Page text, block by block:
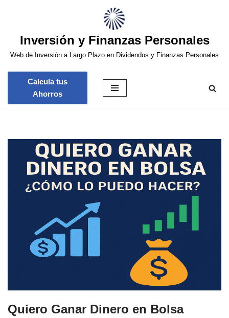
contenido
Inversión y Finanzas Personales
Web de Inversión a Largo Plazo en Dividendos y Finanzas Personales
Calcula tus
Ahorros
Quiero Ganar Dinero en Bolsa